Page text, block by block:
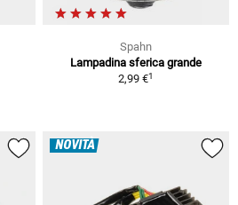
Spahn
Lampadina sferica grande
2,99 €1
NOVITÀ